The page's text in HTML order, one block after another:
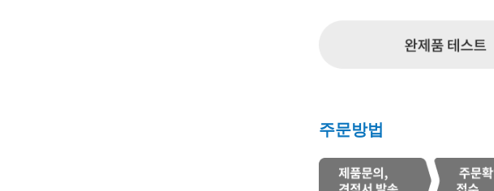
주문방법